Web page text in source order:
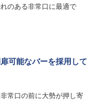
のある非常口に最適で
可能なバーを採用して
常口の前に大勢が押し寄